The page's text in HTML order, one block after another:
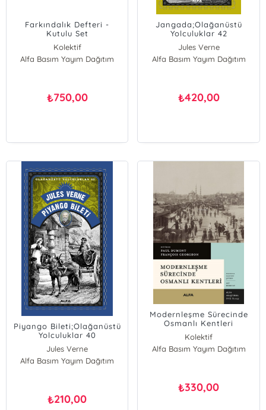
Farkındalık Defteri -
Kutulu Set
Kolektif
Alfa Basım Yayım Dağıtım
₺750,00
Jangada;Olağanüstü
Yolculuklar 42
Jules Verne
Alfa Basım Yayım Dağıtım
₺420,00
Piyango Bileti;Olağanüstü
Yolculuklar 40
Jules Verne
Alfa Basım Yayım Dağıtım
₺210,00
Modernleşme Sürecinde
Osmanlı Kentleri
Kolektif
Alfa Basım Yayım Dağıtım
₺330,00